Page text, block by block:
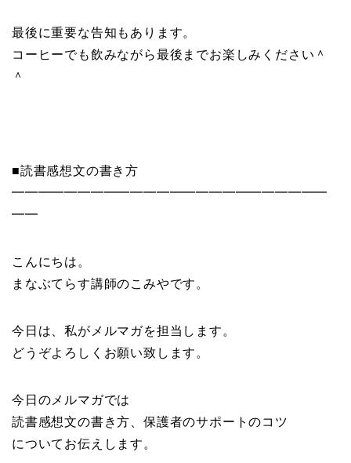
最後に重要な告知もあります。
コーヒーでも飲みながら最後までお楽しみください＾
＾
■読書感想文の書き方
━━━━━━━━━━━━━━━━━━━━━━━━
━━
こんにちは。
まなぶてらす講師のこみやです。
今日は、私がメルマガを担当します。
どうぞよろしくお願い致します。
今日のメルマガでは
読書感想文の書き方、保護者のサポートのコツ
についてお伝えします。